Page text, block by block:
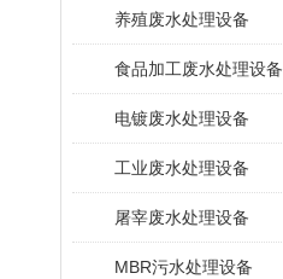
养殖废水处理设备
食品加工废水处理设备
电镀废水处理设备
工业废水处理设备
屠宰废水处理设备
MBR污水处理设备